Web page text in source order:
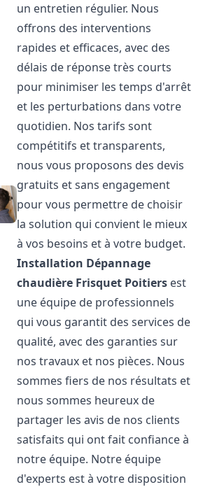
un entretien régulier. Nous
offrons des interventions
rapides et efficaces, avec des
délais de réponse très courts
pour minimiser les temps d'arrêt
et les perturbations dans votre
quotidien. Nos tarifs sont
compétitifs et transparents,
nous vous proposons des devis
gratuits et sans engagement
pour vous permettre de choisir
la solution qui convient le mieux
à vos besoins et à votre budget.
Installation Dépannage
chaudière Frisquet Poitiers est
une équipe de professionnels
qui vous garantit des services de
qualité, avec des garanties sur
nos travaux et nos pièces. Nous
sommes fiers de nos résultats et
nous sommes heureux de
partager les avis de nos clients
satisfaits qui ont fait confiance à
notre équipe. Notre équipe
d'experts est à votre disposition